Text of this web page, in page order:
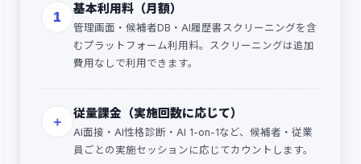
1
基本利用料（月額）
管理画面・候補者DB・AI履歴書スクリーニングを含
むプラットフォーム利用料。スクリーニングは追加
費用なしで利用できます。
＋
従量課金（実施回数に応じて）
AI面接・AI性格診断・AI 1-on-1など、候補者・従業
員ごとの実施セッションに応じてカウントします。